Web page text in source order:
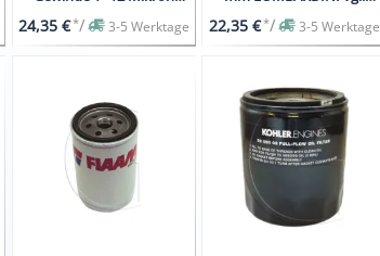
24,35 €*/ 3-5 Werktage 22,35 €*/ 3-5 Werktage